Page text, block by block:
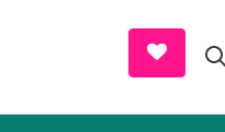
and Donate